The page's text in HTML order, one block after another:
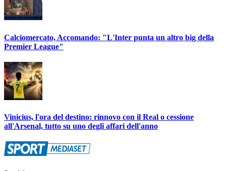
Calciomercato, Accomando: "L'Inter punta un altro big della
Premier League"
Vinicius, l'ora del destino: rinnovo con il Real o cessione
all'Arsenal, tutto su uno degli affari dell'anno